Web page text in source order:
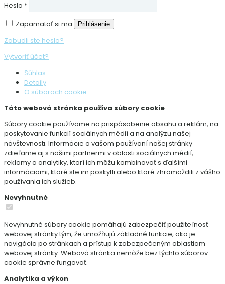
Heslo *
Zapamätať si ma
Prihlásenie
Zabudli ste heslo?
Vytvoriť účet?
Súhlas
Detaily
O súboroch cookie
Táto webová stránka používa súbory cookie
Súbory cookie používame na prispôsobenie obsahu a reklám, na
poskytovanie funkcií sociálnych médií a na analýzu našej
návštevnosti. Informácie o vašom používaní našej stránky
zdieľame aj s našimi partnermi v oblasti sociálnych médií,
reklamy a analytiky, ktorí ich môžu kombinovať s ďalšími
informáciami, ktoré ste im poskytli alebo ktoré zhromaždili z vášho
používania ich služieb.
Nevyhnutné
Nevyhnutné súbory cookie pomáhajú zabezpečiť použiteľnosť
webovej stránky tým, že umožňujú základné funkcie, ako je
navigácia po stránkach a prístup k zabezpečeným oblastiam
webovej stránky. Webová stránka nemôže bez týchto súborov
cookie správne fungovať.
Analytika a výkon